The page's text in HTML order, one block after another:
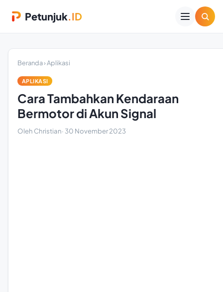
Petunjuk.ID
Beranda›Aplikasi
APLIKASI
Cara Tambahkan Kendaraan
Bermotor di Akun Signal
Oleh Christian· 30 November 2023